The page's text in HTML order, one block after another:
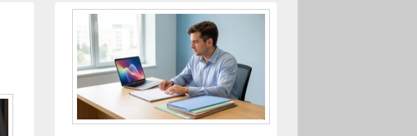
Zone
principale
widget
latérale